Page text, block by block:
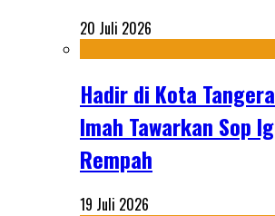
20 Juli 2026
Hadir di Kota
Imah Tawarkan Sop
Rempah
19 Juli 2026